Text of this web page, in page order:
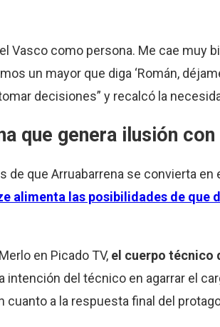
Vasco como persona. Me cae muy
un mayor que diga ‘Román,
decisiones” y recalcó la
que genera ilusión
que Arruabarrena se convierta en
alimenta las posibilidades de que
en Picado TV, el cuerpo técnico
intención del técnico en agarrar el
cuanto a la respuesta final del